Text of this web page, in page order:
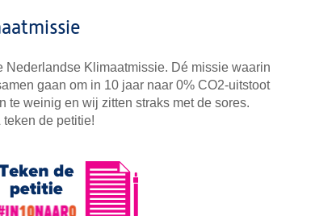
Nederlandse Klimaatmissie. Dé missie waarin
gaan om in 10 jaar naar 0% CO2-uitstoot
te weinig en wij zitten straks met de sores.
de petitie!